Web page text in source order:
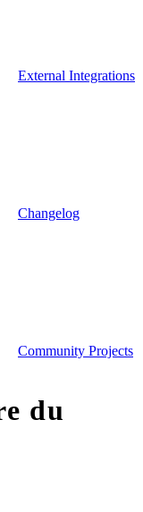
External Integrations
Changelog
Community Projects
du